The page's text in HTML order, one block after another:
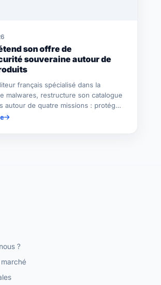
son offre de
souveraine autour de
français spécialisé dans la
malwares, restructure son catalogue
autour de quatre missions : protég…
?